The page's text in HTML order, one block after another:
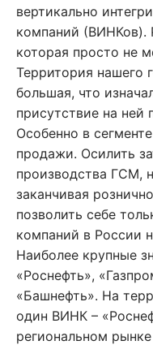
вертикально
компаний (ВИНКов).
которая просто не
Территория нашего
большая, что
присутствие на ней
Особенно в
продажи. Осилить
производства ГСМ,
заканчивая
позволить себе
компаний в России
Наиболее крупные
«Роснефть»,
«Башнефть». На
один ВИНК –
региональном